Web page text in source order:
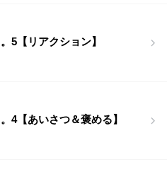
5【リアクション】
4【あいさつ＆褒める】